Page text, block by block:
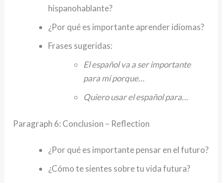
hispanohablante?
¿Por qué es importante aprender idiomas?
Frases sugeridas:
El español va a ser importante
para mí porque…
Quiero usar el español para…
Paragraph 6: Conclusion – Reflection
¿Por qué es importante pensar en el futuro?
¿Cómo te sientes sobre tu vida futura?